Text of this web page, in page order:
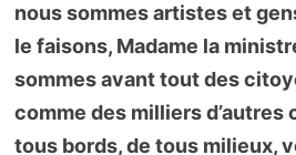
nous sommes artistes et
le faisons, Madame la
sommes avant tout des
comme des milliers d’autres
tous bords, de tous milieux,